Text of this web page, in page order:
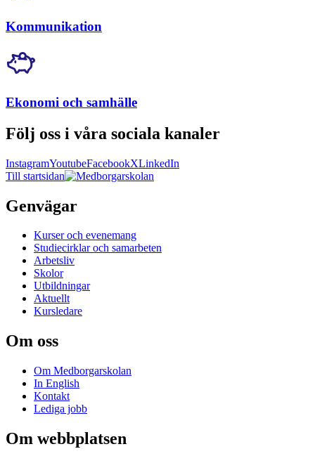
Kommunikation
Ekonomi och samhälle
Följ oss i våra sociala kanaler
InstagramYoutubeFacebookXLinkedIn
Till startsidan
Genvägar
Kurser och evenemang
Studiecirklar och samarbeten
Arbetsliv
Skolor
Utbildningar
Aktuellt
Kursledare
Om oss
Om Medborgarskolan
In English
Kontakt
Lediga jobb
Om webbplatsen